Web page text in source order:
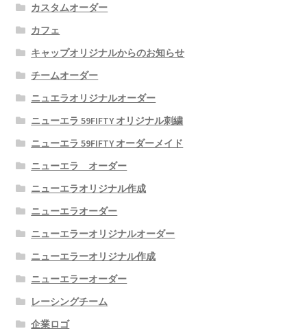
カスタムオーダー
カフェ
キャップオリジナルからのお知らせ
チームオーダー
ニュエラオリジナルオーダー
ニューエラ 59FIFTY オリジナル刺繍
ニューエラ 59FIFTY オーダーメイド
ニューエラ オーダー
ニューエラオリジナル作成
ニューエラオーダー
ニューエラーオリジナルオーダー
ニューエラーオリジナル作成
ニューエラーオーダー
レーシングチーム
企業ロゴ